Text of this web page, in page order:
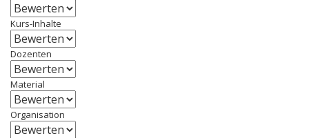
Kurs-Inhalte
Dozenten
Material
Organisation